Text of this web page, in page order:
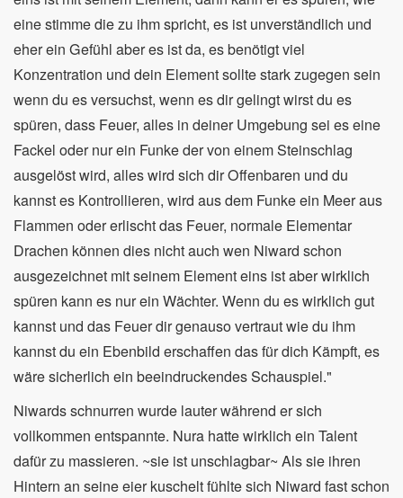
eine stimme die zu ihm spricht, es ist unverständlich und
eher ein Gefühl aber es ist da, es benötigt viel
Konzentration und dein Element sollte stark zugegen sein
wenn du es versuchst, wenn es dir gelingt wirst du es
spüren, dass Feuer, alles in deiner Umgebung sei es eine
Fackel oder nur ein Funke der von einem Steinschlag
ausgelöst wird, alles wird sich dir Offenbaren und du
kannst es Kontrollieren, wird aus dem Funke ein Meer aus
Flammen oder erlischt das Feuer, normale Elementar
Drachen können dies nicht auch wen Niward schon
ausgezeichnet mit seinem Element eins ist aber wirklich
spüren kann es nur ein Wächter. Wenn du es wirklich gut
kannst und das Feuer dir genauso vertraut wie du ihm
kannst du ein Ebenbild erschaffen das für dich Kämpft, es
wäre sicherlich ein beeindruckendes Schauspiel."
Niwards schnurren wurde lauter während er sich
vollkommen entspannte. Nura hatte wirklich ein Talent
dafür zu massieren. ~sie ist unschlagbar~ Als sie ihren
Hintern an seine eier kuschelt fühlte sich Niward fast schon